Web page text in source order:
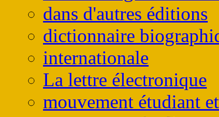
dans d'autres éditions
dictionnaire
internationale
La lettre électronique
mouvement étudiant